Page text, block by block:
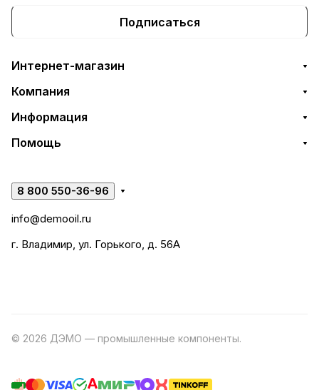
Подписаться
Интернет-магазин
Компания
Информация
Помощь
8 800 550-36-96
info@demooil.ru
г. Владимир, ул. Горького, д. 56А
© 2026 ДЭМО — промышленные компоненты.